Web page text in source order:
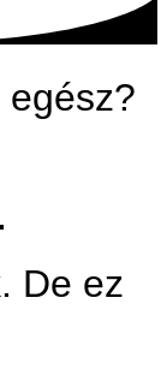
egész?
De ez